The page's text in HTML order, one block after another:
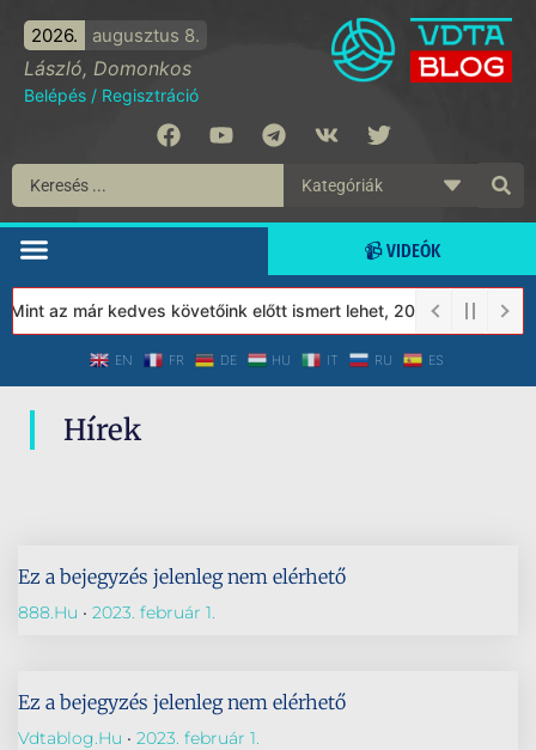
2026. augusztus 8.
László, Domonkos
Belépés / Regisztráció
📹 VIDEÓK
az már kedves követőink előtt ismert lehet, 2023-tól a
EN FR DE HU IT RU ES
Hírek
Ez a bejegyzés jelenleg nem elérhető
888.hu 2023. február 1.
Ez a bejegyzés jelenleg nem elérhető
Vdtablog.hu 2023. február 1.